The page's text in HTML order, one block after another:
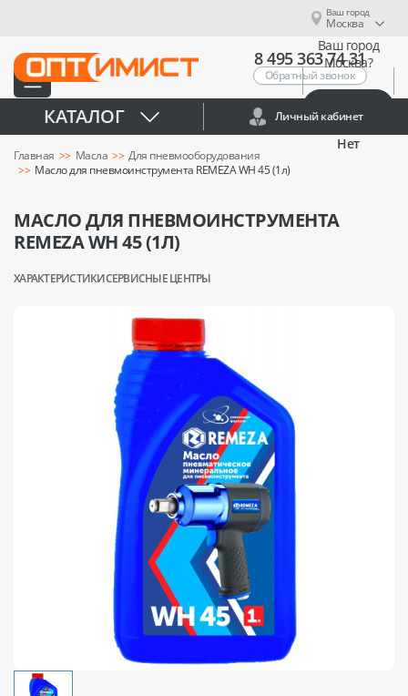
Ваш город
Москва
Ваш город
Москва?
Нет
8 495 363 74 31
Обратный звонок
КАТАЛОГ Личный кабинет
Главная Масла
Для пневмооборудования
Масло для пневмоинструмента REMEZA WH 45 (1л)
МАСЛО ДЛЯ ПНЕВМОИНСТРУМЕНТА
REMEZA WH 45 (1Л)
ХАРАКТЕРИСТИКИСЕРВИСНЫЕ ЦЕНТРЫ